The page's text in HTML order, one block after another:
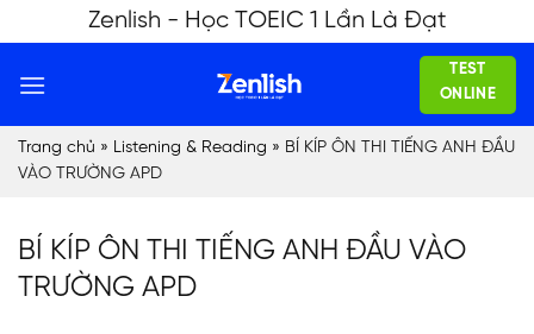
to
content
Zenlish - Học TOEIC 1 Lần Là Đạt
TEST
ONLINE
Trang chủ » Listening & Reading » BÍ KÍP ÔN THI TIẾNG ANH ĐẦU
VÀO TRƯỜNG APD
BÍ KÍP ÔN THI TIẾNG ANH ĐẦU VÀO
TRƯỜNG APD